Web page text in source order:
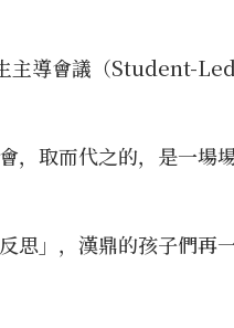
主導會議（Student-Led
，取而代之的，是一場
思」，漢鼎的孩子們再